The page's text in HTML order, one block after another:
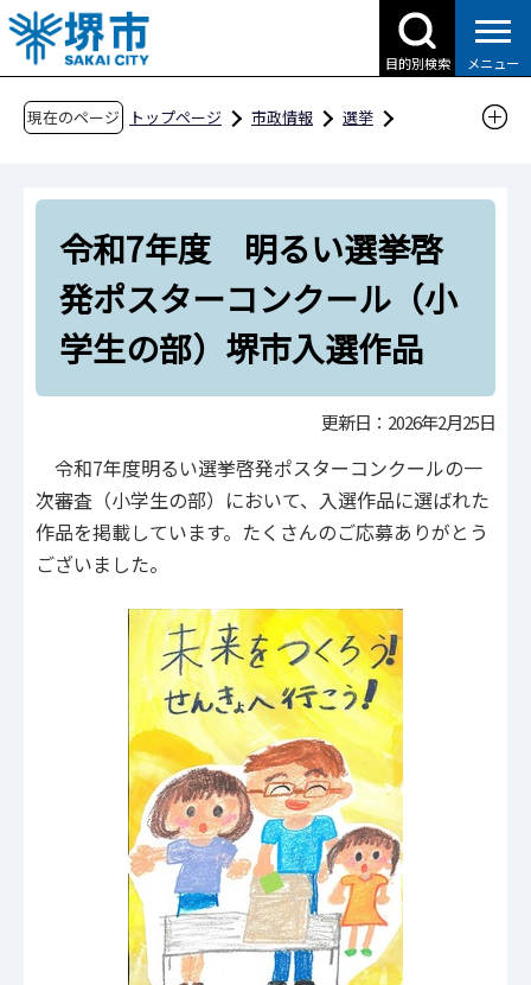
こ
の
ペ
目的別検索 メニュー
現在のページ トップページ 市政情報
選挙
令和7年度 明るい選挙啓発ポスターコンクー
ル（小学生の部）堺市入選作品
令和7年度 明るい選挙啓
発ポスターコンクール（小
学生の部）堺市入選作品
更新日：2026年2月25日
令和7年度明るい選挙啓発ポスターコンクールの一
次審査（小学生の部）において、入選作品に選ばれた
作品を掲載しています。たくさんのご応募ありがとう
ございました。